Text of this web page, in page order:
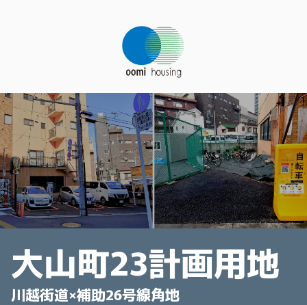
大山町23計画用地
川越街道×補助26号線角地